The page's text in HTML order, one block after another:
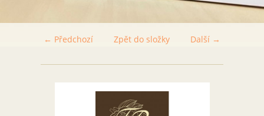
← Předchozí Další →
Zpět do složky